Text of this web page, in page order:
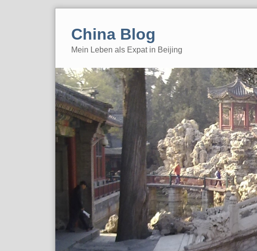
China Blog
Mein Leben als Expat in Beijing